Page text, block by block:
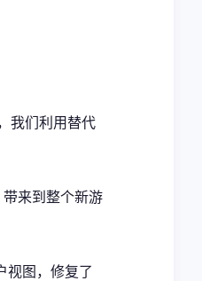
我们利用替代
来到整个新游
视图，修复了